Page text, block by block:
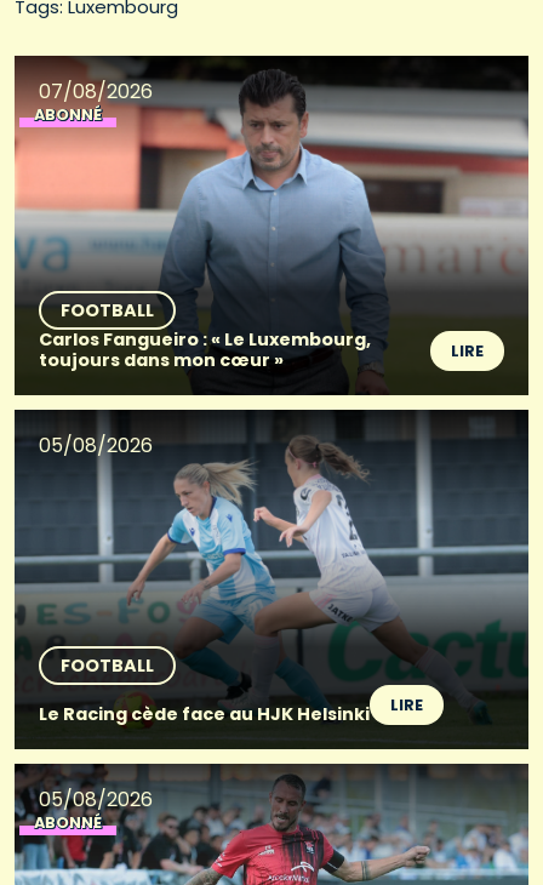
Tags: Luxembourg
07/08/2026
ABONNÉ
FOOTBALL
Carlos Fangueiro : « Le Luxembourg,
toujours dans mon cœur »
LIRE
05/08/2026
FOOTBALL
Le Racing cède face au HJK Helsinki
LIRE
05/08/2026
ABONNÉ